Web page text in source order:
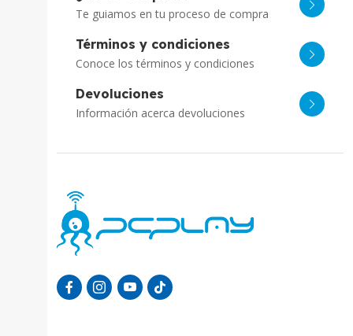
Te guiamos en tu proceso de compra
Términos y condiciones
Conoce los términos y condiciones
Devoluciones
Información acerca devoluciones